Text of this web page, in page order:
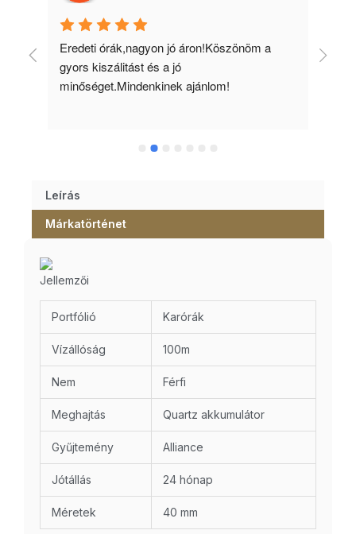
Eredeti órák,nagyon jó áron!Köszönöm a
gyors kiszálitást és a jó
minőséget.Mindenkinek ajánlom!
Leírás
Márkatörténet
Jellemzői
Portfólió Karórák
Vízállóság 100m
Nem Férfi
Meghajtás Quartz akkumulátor
Gyűjtemény Alliance
Jótállás 24 hónap
Méretek 40 mm